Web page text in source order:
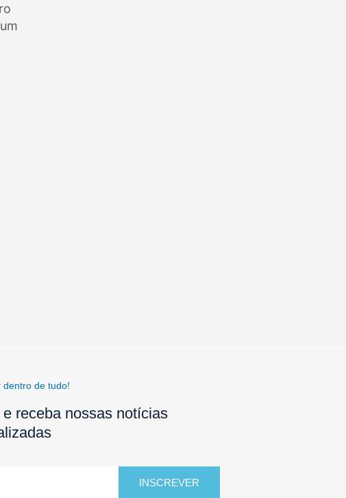
dentro de tudo!
receba nossas notícias
INSCREVER